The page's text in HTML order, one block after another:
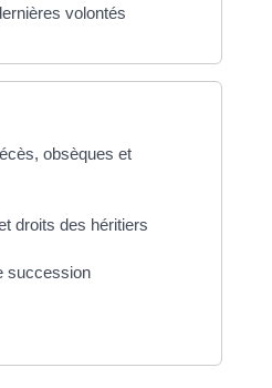
volontés
obsèques et
droits des héritiers
succession